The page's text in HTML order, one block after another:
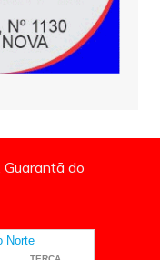
Guarantã do